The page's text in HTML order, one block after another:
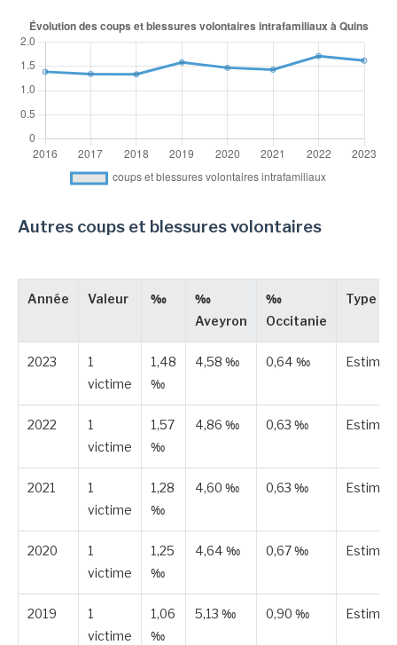
Autres coups et blessures volontaires
Année Valeur ‰
‰
Aveyron
‰
Occitanie
Type
2023
1
victime
1,48
‰
4,58 ‰ 0,64 ‰ Estimée
2022
1
victime
1,57
‰
4,86 ‰ 0,63 ‰ Estimée
2021
1
victime
1,28
‰
4,60 ‰ 0,63 ‰ Estimée
2020
1
victime
1,25
‰
4,64 ‰ 0,67 ‰ Estimée
2019
1
victime
1,06
‰
5,13 ‰ 0,90 ‰ Estimée